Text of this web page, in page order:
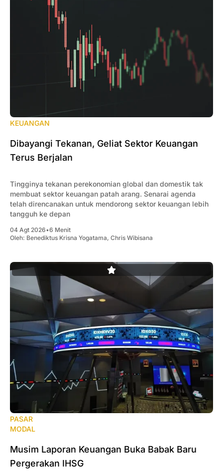
KEUANGAN
Dibayangi Tekanan, Geliat Sektor Keuangan
Terus Berjalan
Tingginya tekanan perekonomian global dan domestik tak
membuat sektor keuangan patah arang. Senarai agenda
telah direncanakan untuk mendorong sektor keuangan lebih
tangguh ke depan
04 Agt 2026•6 Menit
Oleh: Benediktus Krisna Yogatama, Chris Wibisana
PASAR
MODAL
‎Musim Laporan Keuangan Buka Babak Baru
Pergerakan IHSG